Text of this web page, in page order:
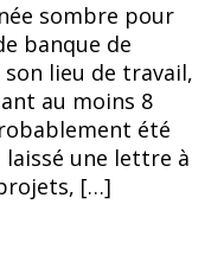
sombre pour
banque de
lieu de travail,
au moins 8
été
une lettre à
[…]